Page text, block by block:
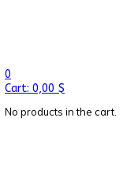
0
Cart: 0,00 $
No products in the cart.